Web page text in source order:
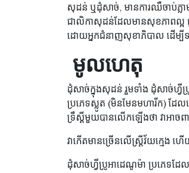
សុដន់ ឬដុំសាច់, មានការឈឺចាប់ភ្ល
ជាលិកាសុដន់ដែលមានសុខភាពល្អ
ដោយអ្នកជំនាញសុខាភិបាល ដើម្បីទ
​​ មូលហេតុ
ដុំសាច់ក្នុងសុដន់ រួមទាំង ដុំសាច់ហ្វី
ប្រភេទស្លូត (មិនមែនមហារីក) ដ
ទ្រឹស្ដីមួយបានលើកឡើងថា វាអាចព
វាកើតមានច្រើនលើស្ត្រីវ័យក្មេង
ដុំសាច់ហ្វីប្រូអាដេណូម៉ា ប្រភេទដ